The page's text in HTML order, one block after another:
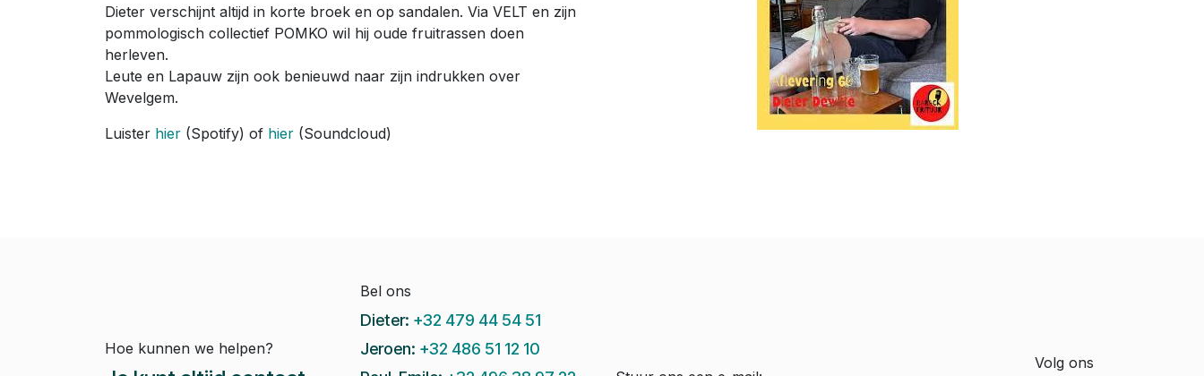
Dieter verschijnt altijd in korte broek en op sandalen. Via VELT en zijn
pommologisch collectief POMKO wil hij oude fruitrassen doen
herleven.
Leute en Lapauw zijn ook benieuwd naar zijn indrukken over
Wevelgem.
Luister hier (Spotify) of hier (Soundcloud)
Hoe kunnen we helpen?
Bel ons
Dieter: +32 479 44 54 51
Jeroen: +32 486 51 12 10
Volg ons